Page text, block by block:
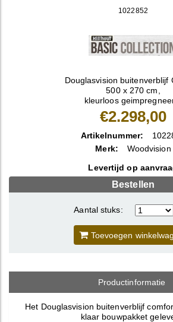
1022852
Douglasvision buitenverblijf
500 x 270 cm,
kleurloos
€2.298,00
Artikelnummer:
Merk:
Woodvision
Levertijd op
Bestellen
Aantal stuks:
Toevoegen
Productinformatie
Het Douglasvision buitenverblijf
klaar bouwpakket